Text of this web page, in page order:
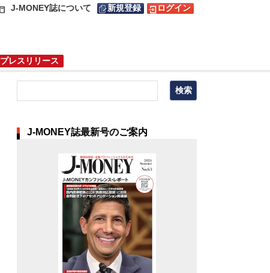
J-MONEY誌について 新規登録 ログイン
プレスリリース
J-MONEY誌最新号のご案内